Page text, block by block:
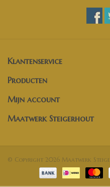
Klantenservice
Producten
Mijn account
Maatwerk Steigerhout
© Copyright 2026 Maatwerk